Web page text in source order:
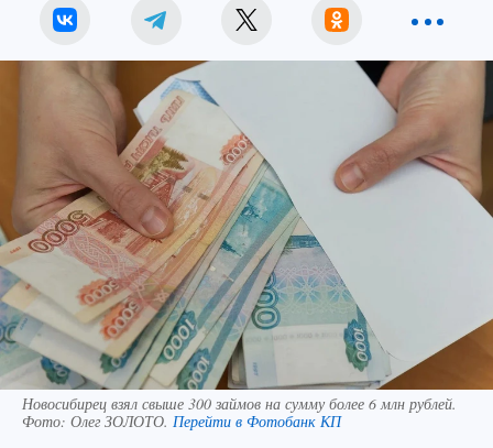
Новосибирец взял свыше 300 займов на сумму более 6 млн рублей.
Фото: Олег ЗОЛОТО. Перейти в Фотобанк КП